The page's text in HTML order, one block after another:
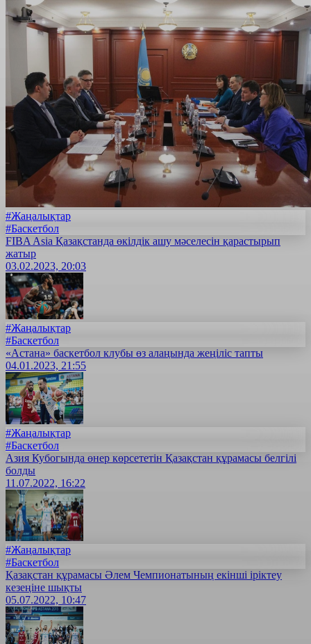
#Жаңалықтар
#Баскетбол
FIBA Asia Қазақстанда өкілдік ашу мәселесін қарастырып
жатыр
03.02.2023, 20:03
#Жаңалықтар
#Баскетбол
«Астана» баскетбол клубы өз алаңында жеңіліс тапты
04.01.2023, 21:55
#Жаңалықтар
#Баскетбол
Азия Кубогында өнер көрсететін Қазақстан құрамасы белгілі
болды
11.07.2022, 16:22
#Жаңалықтар
#Баскетбол
Қазақстан құрамасы Әлем Чемпионатының екінші іріктеу
кезеңіне шықты
05.07.2022, 10:47